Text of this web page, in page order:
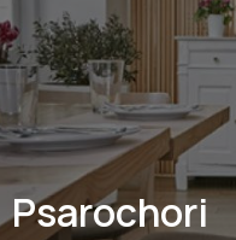
Psarochori